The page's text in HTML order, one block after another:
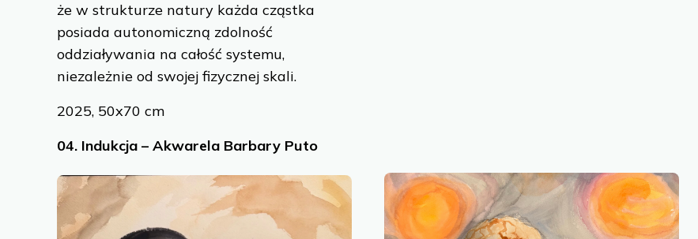
że w strukturze natury każda cząstka
posiada autonomiczną zdolność
oddziaływania na całość systemu,
niezależnie od swojej fizycznej skali.
2025, 50x70 cm
04. Indukcja – Akwarela Barbary Puto